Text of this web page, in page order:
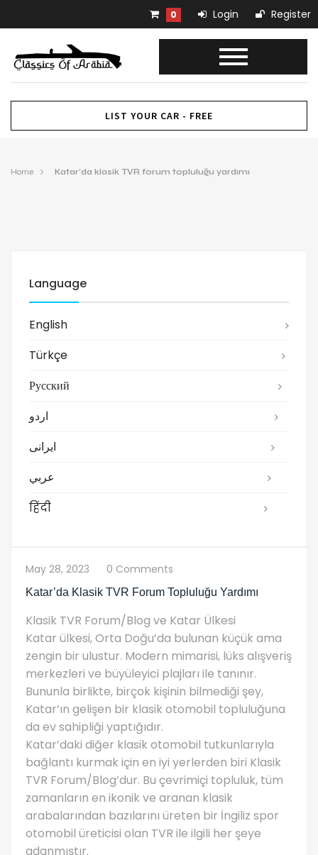
0 Login Register
LIST YOUR CAR - FREE
Home Katar’da klasik TVR forum topluluğu yardımı
Language
English
Türkçe
Русский
اردو
ایرانی
عربي
हिंदी
May 28, 2023 0 Comments
Katar’da Klasik TVR Forum Topluluğu Yardımı
Klasik TVR Forum/Blog ve Katar Ülkesi
Katar ülkesi, Orta Doğu’da bulunan küçük ama
zengin bir ulustur. Modern mimarisi, lüks alışveriş
merkezleri ve büyüleyici plajları ile tanınır.
Bununla birlikte, birçok kişinin bilmediği şey,
Katar’ın gelişen bir klasik otomobil topluluğuna
da ev sahipliği yaptığıdır.
Katar’daki diğer klasik otomobil tutkunlarıyla
bağlantı kurmak için en iyi yerlerden biri Klasik
TVR Forum/Blog’dur. Bu çevrimiçi topluluk, tüm
zamanların en ikonik ve aranan klasik
arabalarından bazılarını üreten bir İngiliz spor
otomobil üreticisi olan TVR ile ilgili her şeye
adanmıştır.